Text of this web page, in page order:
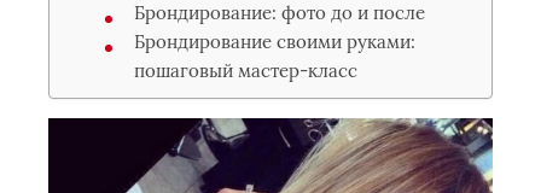
Брондирование: фото до и после
Брондирование своими руками:
пошаговый мастер-класс